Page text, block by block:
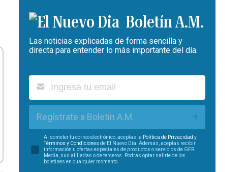
Boletín A.M.
Las noticias explicadas de forma sencilla y
directa para entender lo más importante del día.
Regístrate a Boletín A.M.
Al someter tu correo electrónico, aceptas la Política de Privacidad y
Términos y Condiciones de El Nuevo Día. Además, aceptas recibir
información u ofertas especiales de productos o servicios de GFR
Media, sus afiliadas o de terceros. Podrás optar salirte de los
boletines en cualquier momento.